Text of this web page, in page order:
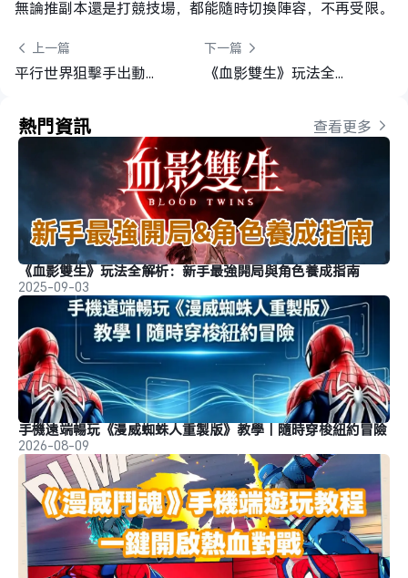
無論推副本還是打競技場，都能隨時切換陣容，不再受限。
上一篇
平行世界狙擊手出動！《天命：群星》體驗紀錄+新手開荒重點
下一篇
《血影雙生》玩法全解析：新手最強開局與角色養成指南
熱門資訊 查看更多
《血影雙生》玩法全解析：新手最強開局與角色養成指南
2025-09-03
手機遠端暢玩《漫威蜘蛛人重製版》教學｜隨時穿梭紐約冒險
2026-08-09